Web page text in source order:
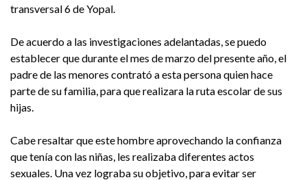
transversal 6 de Yopal.
De acuerdo a las investigaciones adelantadas, se puedo
establecer que durante el mes de marzo del presente año, el
padre de las menores contrató a esta persona quien hace
parte de su familia, para que realizara la ruta escolar de sus
hijas.
Cabe resaltar que este hombre aprovechando la confianza
que tenía con las niñas, les realizaba diferentes actos
sexuales. Una vez lograba su objetivo, para evitar ser